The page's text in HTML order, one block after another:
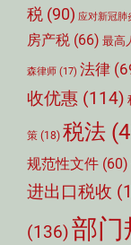
税 (90) 应对新冠肺
房产税 (66) 最高
森律师 (17) 法律
收优惠 (114)
策 (18) 税法
规范性文件 (60)
进出口税收
(136)部门